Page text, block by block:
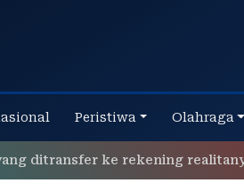
Peristiwa Olahraga
ke rekening realitanya tidak